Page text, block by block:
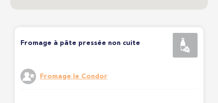
Fromage à pâte pressée non cuite
Fromage le Condor